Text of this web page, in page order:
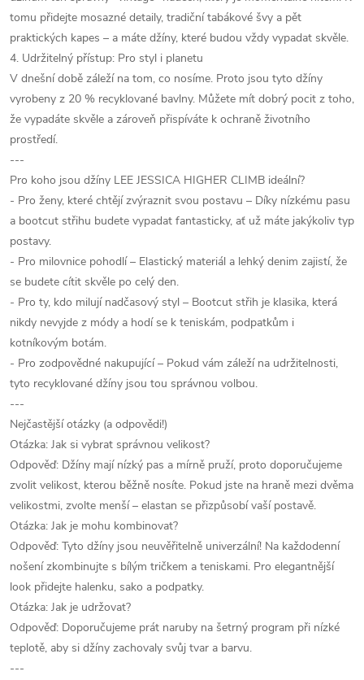
tomu přidejte mosazné detaily, tradiční tabákové švy a pět
praktických kapes – a máte džíny, které budou vždy vypadat skvěle.
4. Udržitelný přístup: Pro styl i planetu
V dnešní době záleží na tom, co nosíme. Proto jsou tyto džíny
vyrobeny z 20 % recyklované bavlny. Můžete mít dobrý pocit z toho,
že vypadáte skvěle a zároveň přispíváte k ochraně životního
prostředí.
---
Pro koho jsou džíny LEE JESSICA HIGHER CLIMB ideální?
- Pro ženy, které chtějí zvýraznit svou postavu – Díky nízkému pasu
a bootcut střihu budete vypadat fantasticky, ať už máte jakýkoliv typ
postavy.
- Pro milovnice pohodlí – Elastický materiál a lehký denim zajistí, že
se budete cítit skvěle po celý den.
- Pro ty, kdo milují nadčasový styl – Bootcut střih je klasika, která
nikdy nevyjde z módy a hodí se k teniskám, podpatkům i
kotníkovým botám.
- Pro zodpovědné nakupující – Pokud vám záleží na udržitelnosti,
tyto recyklované džíny jsou tou správnou volbou.
---
Nejčastější otázky (a odpovědi!)
Otázka: Jak si vybrat správnou velikost?
Odpověď: Džíny mají nízký pas a mírně pruží, proto doporučujeme
zvolit velikost, kterou běžně nosíte. Pokud jste na hraně mezi dvěma
velikostmi, zvolte menší – elastan se přizpůsobí vaší postavě.
Otázka: Jak je mohu kombinovat?
Odpověď: Tyto džíny jsou neuvěřitelně univerzální! Na každodenní
nošení zkombinujte s bílým tričkem a teniskami. Pro elegantnější
look přidejte halenku, sako a podpatky.
Otázka: Jak je udržovat?
Odpověď: Doporučujeme prát naruby na šetrný program při nízké
teplotě, aby si džíny zachovaly svůj tvar a barvu.
---